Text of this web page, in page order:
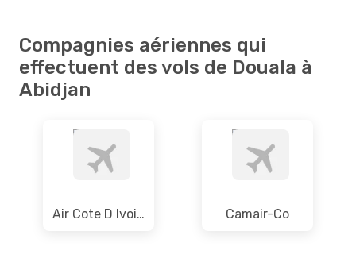
Compagnies aériennes qui
effectuent des vols de Douala à
Abidjan
Air Cote D Ivoire Camair-Co